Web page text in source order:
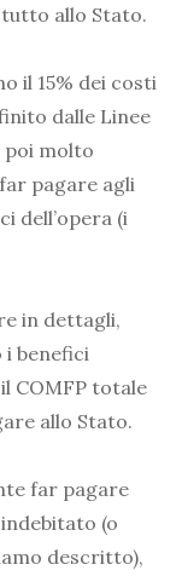
allo Stato.
il 15% dei costi
dalle Linee
poi molto
pagare agli
dell’opera (i
in dettagli,
benefici
COMFP totale
allo Stato.
far pagare
(o
descritto),